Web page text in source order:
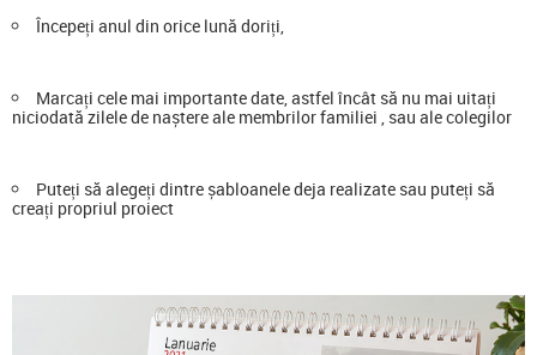
Începeți anul din orice lună doriți,
Marcați cele mai importante date, astfel încât să nu mai uitați
niciodată zilele de naștere ale membrilor familiei , sau ale colegilor
Puteți să alegeți dintre șabloanele deja realizate sau puteți să
creați propriul proiect